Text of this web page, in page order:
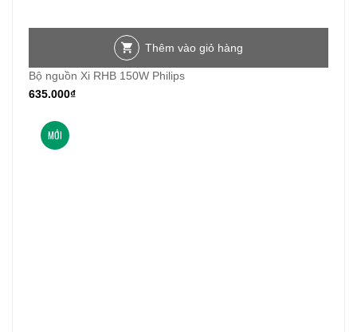
Thêm vào giỏ hàng
Bộ nguồn Xi RHB 150W Philips
635.000₫
MỚI